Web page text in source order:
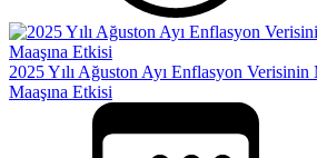
2025 Yılı Ağuston Ayı Enflasyon
Maaşına Etkisi